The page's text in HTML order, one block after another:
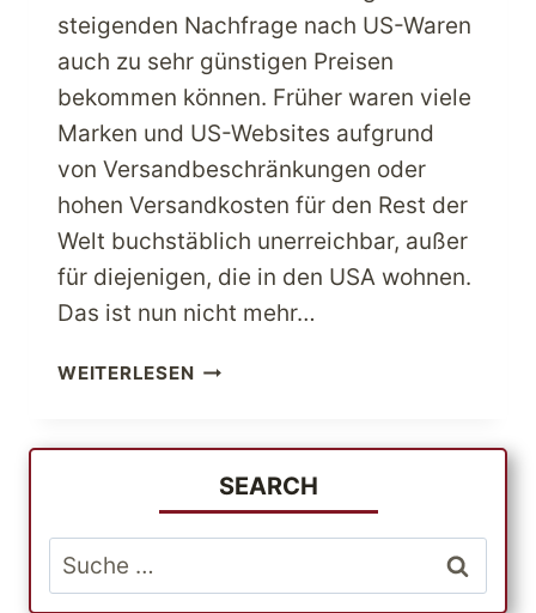
steigenden Nachfrage nach US-Waren
auch zu sehr günstigen Preisen
bekommen können. Früher waren viele
Marken und US-Websites aufgrund
von Versandbeschränkungen oder
hohen Versandkosten für den Rest der
Welt buchstäblich unerreichbar, außer
für diejenigen, die in den USA wohnen.
Das ist nun nicht mehr…
WEITERLESENWÄHLEN
BESTE
OUTDOOR-
BEKLEIDUNG
IN
QUALITÄT
SEARCH
Suche
nach: